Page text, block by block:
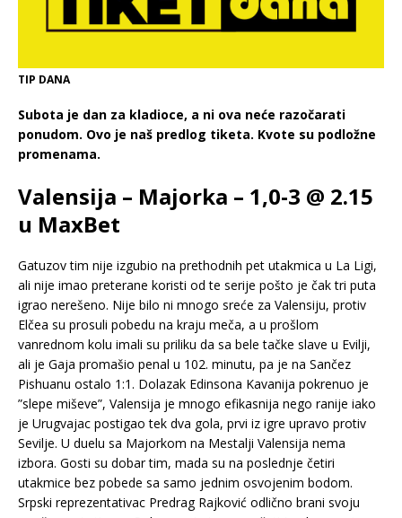
TIP DANA
Subota je dan za kladioce, a ni ova neće razočarati
ponudom. Ovo je naš predlog tiketa. Kvote su podložne
promenama.
Valensija – Majorka – 1,0-3 @ 2.15
u MaxBet
Gatuzov tim nije izgubio na prethodnih pet utakmica u La Ligi,
ali nije imao preterane koristi od te serije pošto je čak tri puta
igrao nerešeno. Nije bilo ni mnogo sreće za Valensiju, protiv
Elčea su prosuli pobedu na kraju meča, a u prošlom
vanrednom kolu imali su priliku da sa bele tačke slave u Evilji,
ali je Gaja promašio penal u 102. minutu, pa je na Sančez
Pishuanu ostalo 1:1. Dolazak Edinsona Kavanija pokrenuo je
”slepe miševe”, Valensija je mnogo efikasnija nego ranije iako
je Urugvajac postigao tek dva gola, prvi iz igre upravo protiv
Sevilje. U duelu sa Majorkom na Mestalji Valensija nema
izbora. Gosti su dobar tim, mada su na poslednje četiri
utakmice bez pobede sa samo jednim osvojenim bodom.
Srpski reprezentativac Predrag Rajković odlično brani svoju